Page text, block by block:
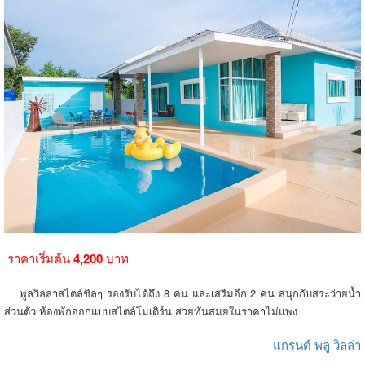
ราคาเริ่มต้น4,200บาท
พูลวิลล่าสไตล์ชิลๆ รองรับได้ถึง 8 คน และเสริมอีก 2 คน สนุกกับสระว่ายน้ำ
ส่วนตัว ห้องพักออกแบบสไตล์โมเดิร์น สวยทันสมยในราคาไม่แพง
แกรนด์ พลู วิลล่า